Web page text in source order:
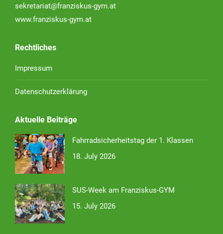
sekretariat@franziskus-gym.at
www.franziskus-gym.at
Rechtliches
Impressum
Datenschutzerklärung
Aktuelle Beiträge
Fahrradsicherheitstag der 1. Klassen
18. July 2026
SUS-Week am Franziskus-GYM
15. July 2026